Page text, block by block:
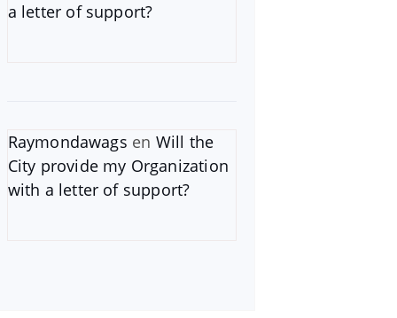
a letter of support?
Raymondawags en Will the
City provide my Organization
with a letter of support?